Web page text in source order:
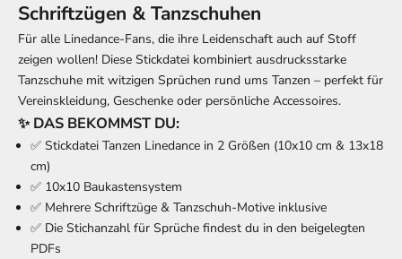
Schriftzügen & Tanzschuhen
Für alle Linedance-Fans, die ihre Leidenschaft auch auf Stoff
zeigen wollen! Diese Stickdatei kombiniert ausdrucksstarke
Tanzschuhe mit witzigen Sprüchen rund ums Tanzen – perfekt für
Vereinskleidung, Geschenke oder persönliche Accessoires.
✨ DAS BEKOMMST DU:
✅ Stickdatei Tanzen Linedance in 2 Größen (10x10 cm & 13x18
cm)
✅ 10x10 Baukastensystem
✅ Mehrere Schriftzüge & Tanzschuh-Motive inklusive
✅ Die Stichanzahl für Sprüche findest du in den beigelegten
PDFs